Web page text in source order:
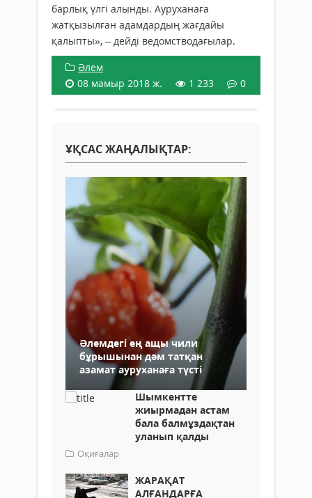
барлық үлгі алынды. Ауруханаға
жатқызылған адамдардың жағдайы
қалыпты», – дейді ведомстводағылар.
Әлем
08 мамыр 2018 ж.
1 233 0
ҰҚСАС ЖАҢАЛЫҚТАР:
Әлемдегі ең ащы чили
бұрышынан дәм татқан
азамат ауруханаға түсті
Шымкентте
жиырмадан астам
бала балмұздақтан
уланып қалды
Оқиғалар
ЖАРАҚАТ
АЛҒАНДАРҒА